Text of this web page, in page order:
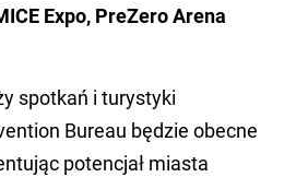
Expo, PreZero Arena
spotkań i turystyki
Bureau będzie obecne
potencjał miasta